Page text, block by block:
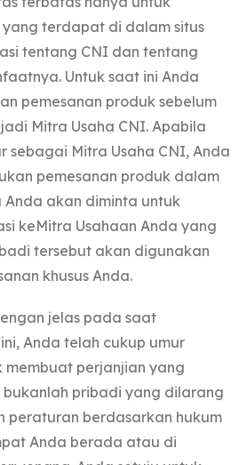
terdapat di dalam situs
tentang CNI dan tentang
Untuk saat ini Anda
pemesanan produk sebelum
Mitra Usaha CNI. Apabila
sebagai Mitra Usaha CNI, Anda
pemesanan produk dalam
Anda akan diminta untuk
keMitra Usahaan Anda yang
tersebut akan digunakan
khusus Anda.
jelas pada saat
Anda telah cukup umur
membuat perjanjian yang
pribadi yang dilarang
peraturan berdasarkan hukum
Anda berada atau di